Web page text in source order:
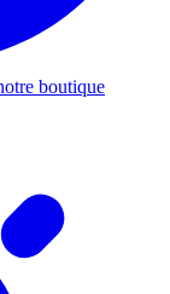
boutique